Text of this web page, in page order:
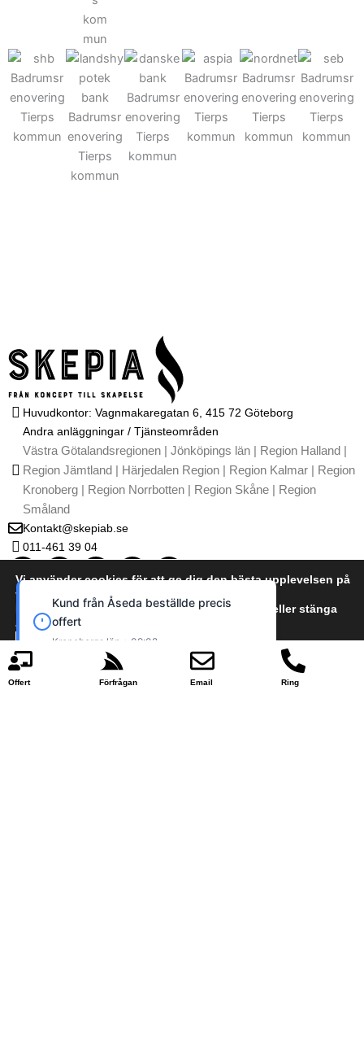
Huvudkontor: Vagnmakaregatan 6, 415 72 Göteborg
Andra anläggningar / Tjänsteområden
Västra Götalandsregionen | Jönköpings län | Region Halland |
Region Jämtland | Härjedalen Region | Region Kalmar | Region
Kronoberg | Region Norrbotten | Region Skåne | Region
Småland
Kontakt@skepiab.se
011-461 39 04
T
i
I
n
t
a
g
G
o
g
e
Y
o
t
b
L
i
k
Kontakta oss
Om oss
Integritetspolicy / GDPR
Användarvillkor
Offert Förfrågan Email Ring
Vi använder cookies för att ge dig den bästa upplevelsen på
vår webbplats.
Du kan läsa mer om vilka cookies vi använder eller stänga
av dem i
cookie policy
Acceptera Neka
Kund från Lund beställde precis offert
Skåne län • 19:26